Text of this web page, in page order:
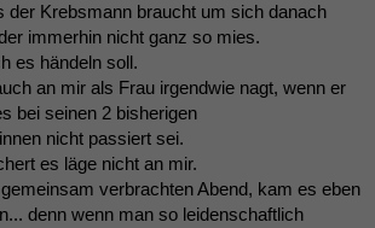
der Krebsmann braucht um sich danach
immerhin nicht ganz so mies.
es händeln soll.
an mir als Frau irgendwie nagt, wenn er
bei seinen 2 bisherigen
nicht passiert sei.
es läge nicht an mir.
verbrachten Abend, kam es eben
denn wenn man so leidenschaftlich